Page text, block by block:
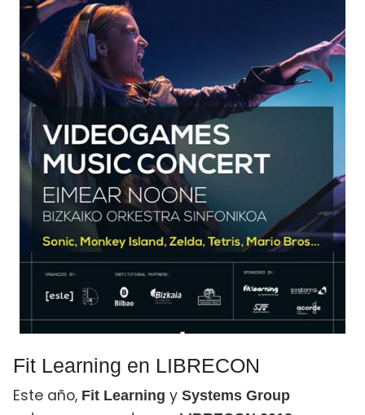
Fit Learning en LIBRECON
Este año, Fit Learning y Systems Group